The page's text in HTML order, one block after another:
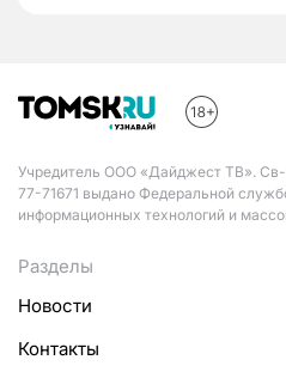
Учредитель ООО «Дайджест ТВ».
77-71671 выдано Федеральной
информационных технологий и
Разделы
Новости
Контакты